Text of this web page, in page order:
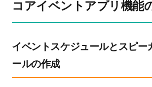
コアイベントアプリ機能
イベントスケジュールとスピー
ールの作成